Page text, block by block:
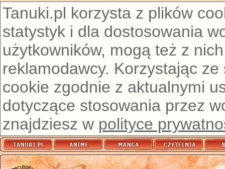
Tanuki.pl korzysta z plików
statystyk i dla dostosowania
użytkowników, mogą też z
reklamodawcy. Korzystając
cookie zgodnie z aktualnymi
dotyczące stosowania przez
znajdziesz w polityce